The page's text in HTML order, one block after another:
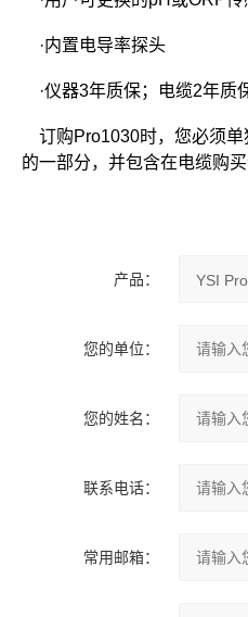
·内置电导率探头
·仪器3年质保；电缆2年质
订购Pro1030时，您必须单
的一部分，并包含在电缆购买
产品：
您的单位：
您的姓名：
联系电话：
常用邮箱：